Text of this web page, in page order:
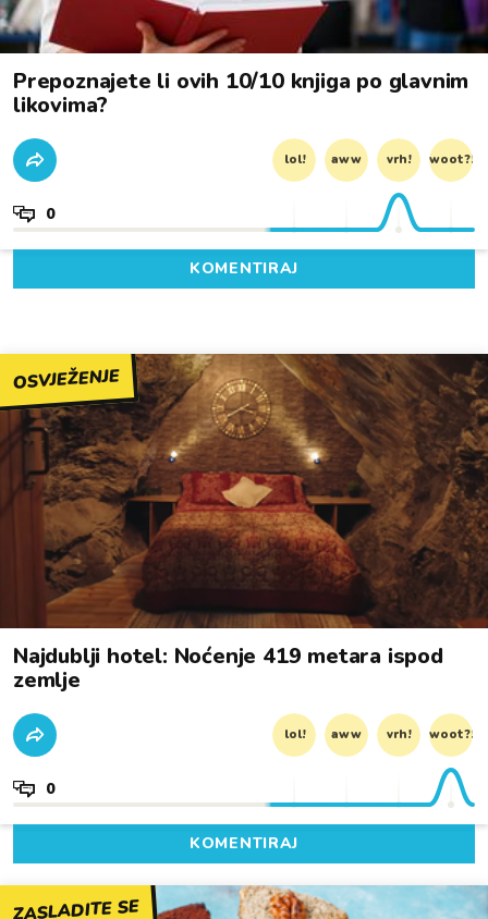
Prepoznajete li ovih 10/10 knjiga po glavnim
likovima?
lol! aww vrh! woot?!
0
KOMENTIRAJ
OSVJEŽENJE
Najdublji hotel: Noćenje 419 metara ispod
zemlje
lol! aww vrh! woot?!
0
KOMENTIRAJ
ZASLADITE SE